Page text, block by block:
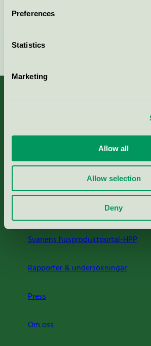
Preferences
Statistics
Marketing
Allow all
Allow selection
Deny
Fortsätt
Nordic Ecolabelling Portal
Portal för massa, papper & tryckerier
Svanens husproduktportal-HPP
Rapporter & undersökningar
Press
Om oss